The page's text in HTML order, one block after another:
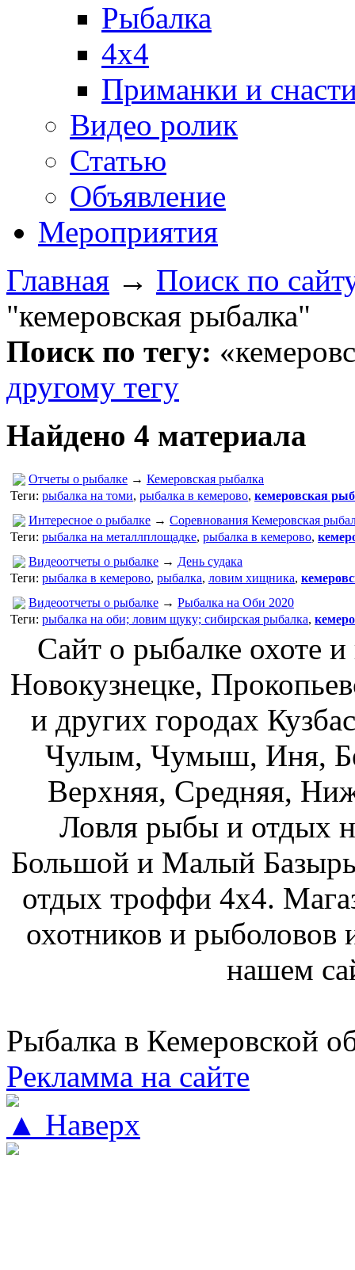
Рыбалка
4х4
Приманки и
Видео ролик
Статью
Объявление
Мероприятия
Главная → Поиск по
"кемеровская рыбалка"
Поиск по тегу:
другому тегу
Найдено 4 материала
Отчеты о рыбалке → Кемеровская рыбалка
Теги: рыбалка на томи, рыбалка в кемерово, кемеровская
Интересное о рыбалке → Соревнования Кемеровская
Теги: рыбалка на металлплощадке, рыбалка в кемерово,
Видеоотчеты о рыбалке → День судака
Теги: рыбалка в кемерово, рыбалка, ловим хищника,
Видеоотчеты о рыбалке → Рыбалка на Оби 2020
Теги: рыбалка на оби; ловим щуку; сибирская рыбалка,
Сайт о рыбалке охоте
Новокузнецке,
и других городах
Чулым, Чумыш, Иня,
Верхняя, Средняя,
Ловля рыбы и отдых
Большой и Малый
отдых троффи 4х4.
охотников и рыболовов
нашем
Рыбалка в Кемеровской
Рекламма на сайте
▲ Наверх